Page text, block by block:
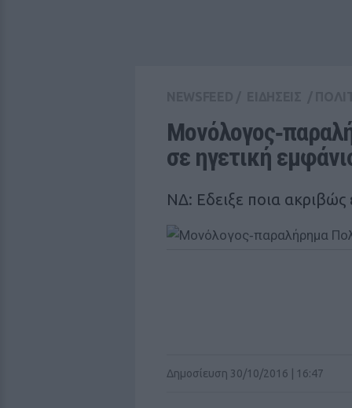
σε ηγετική
ΝΔ: Εδειξε ποια ακριβώς
Δημοσίευση 30/10/2016 | 16:47